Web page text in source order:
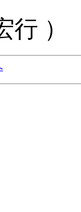
行 ）